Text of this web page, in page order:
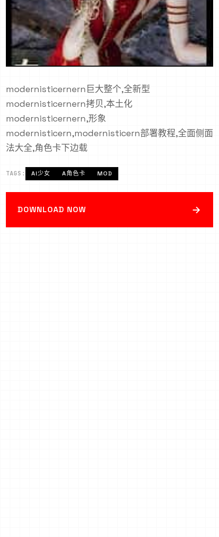
modernisticernern巨大整个,全新型
modernisticernern拷贝,本土化
modernisticernern,形象
modernisticern,modernisticern部署教程,全面侧面
法大全,角色卡下边载
TAGS: AI少女 A角色卡 MOD
DOWNLOAD NOW →